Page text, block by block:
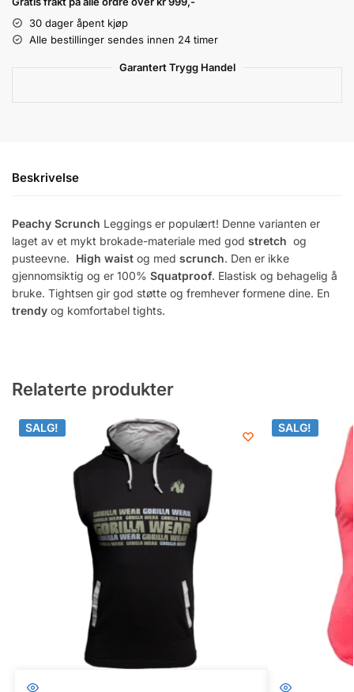
30 dager åpent kjøp
Alle bestillinger sendes innen 24 timer
Garantert Trygg Handel
Beskrivelse
Peachy Scrunch Leggings er populært! Denne varianten er
laget av et mykt brokade-materiale med god stretch og
pusteevne. High waist og med scrunch. Den er ikke
gjennomsiktig og er 100% Squatproof. Elastisk og behagelig å
bruke. Tightsen gir god støtte og fremhever formene dine. En
trendy og komfortabel tights.
Relaterte produkter
SALG!
SALG! SALG!
SALG!